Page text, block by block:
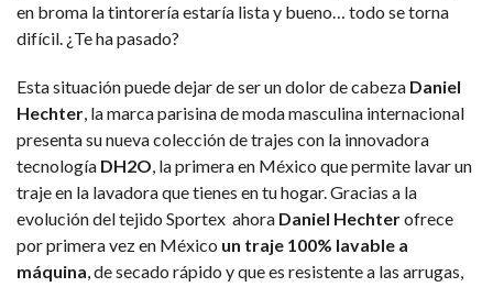
en broma la tintorería estaría lista y bueno… todo se torna
difícil. ¿Te ha pasado?
Esta situación puede dejar de ser un dolor de cabeza Daniel
Hechter, la marca parisina de moda masculina internacional
presenta su nueva colección de trajes con la innovadora
tecnología DH2O, la primera en México que permite lavar un
traje en la lavadora que tienes en tu hogar. Gracias a la
evolución del tejido Sportex ahora Daniel Hechterofrece
por primera vez en México un traje 100% lavable a
máquina, de secado rápido y que es resistente a las arrugas,